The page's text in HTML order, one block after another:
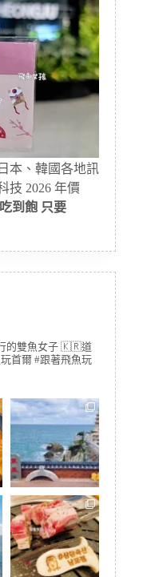
日本、韓國各地訊
技 2026 年價
到飽 只要
的雙魚女子 🇰🇷道
首爾 #跟著飛魚玩